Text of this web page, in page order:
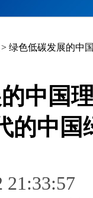
> 绿色低碳发展的中
的中国
的中